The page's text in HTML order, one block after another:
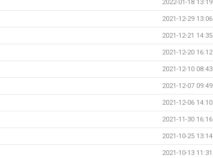
2022-01-18 13:19
2021-12-29 13:06
2021-12-21 14:35
2021-12-20 16:12
2021-12-10 08:43
2021-12-07 09:49
2021-12-06 14:10
2021-11-30 16:16
2021-10-25 13:14
2021-10-13 11:31